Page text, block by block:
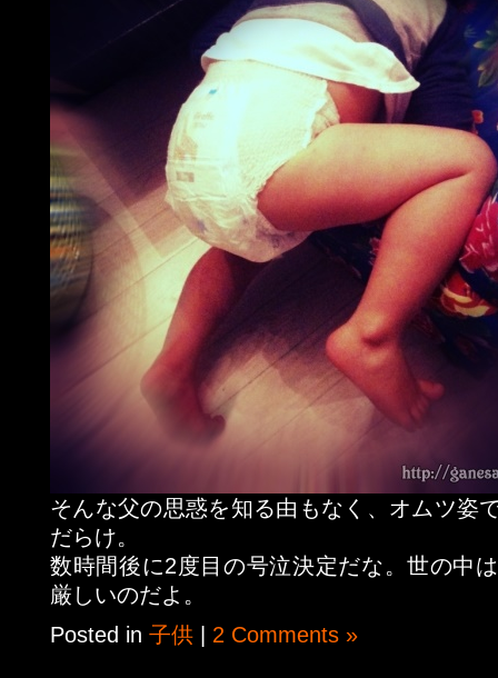
そんな父の思惑を知る由もなく、オムツ姿
だらけ。
数時間後に2度目の号泣決定だな。世の中
厳しいのだよ。
Posted in 子供 2 Comments »